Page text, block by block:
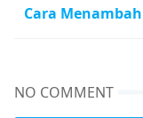
Cara
NO COMMENT